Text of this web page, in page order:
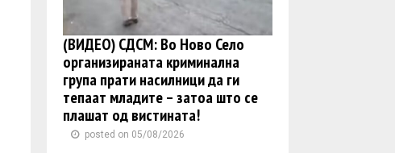
(ВИДЕО) СДСМ: Во Ново Село
организираната криминална
група прати насилници да ги
тепаат младите – затоа што се
плашат од вистината!
posted on 05/08/2026